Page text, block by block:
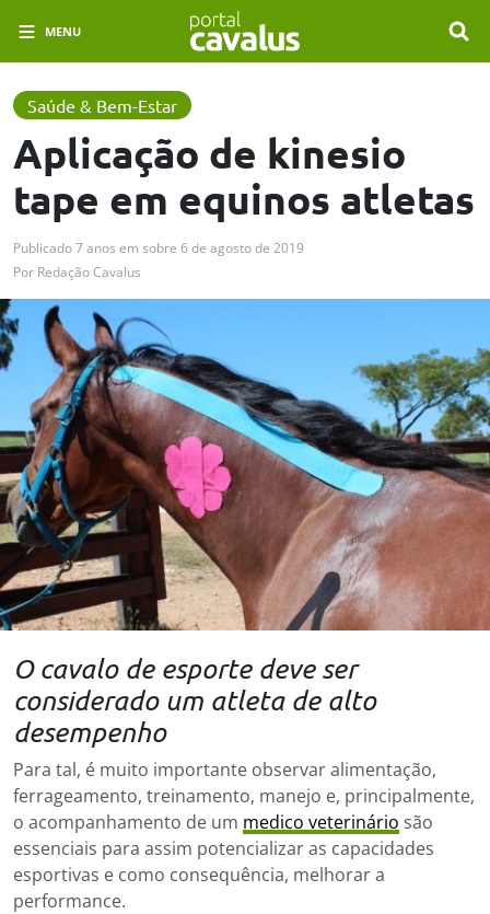
MENU
Saúde & Bem-Estar
Aplicação de kinesio
tape em equinos atletas
Publicado7 anos em sobre 6 de agosto de 2019
Por Redação Cavalus
O cavalo de esporte deve ser
considerado um atleta de alto
desempenho
Para tal, é muito importante observar alimentação,
ferrageamento, treinamento, manejo e, principalmente,
o acompanhamento de um medico veterinário são
essenciais para assim potencializar as capacidades
esportivas e como consequência, melhorar a
performance.